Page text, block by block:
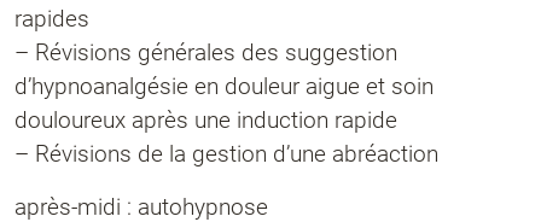
rapides
– Révisions générales des suggestion
d’hypnoanalgésie en douleur aigue et soin
douloureux après une induction rapide
– Révisions de la gestion d’une abréaction
après-midi : autohypnose